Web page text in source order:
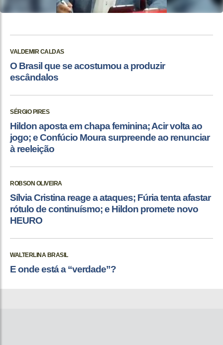
VALDEMIR CALDAS
O Brasil que se acostumou a produzir
escândalos
SÉRGIO PIRES
Hildon aposta em chapa feminina; Acir volta ao
jogo; e Confúcio Moura surpreende ao renunciar
à reeleição
ROBSON OLIVEIRA
Sílvia Cristina reage a ataques; Fúria tenta afastar
rótulo de continuísmo; e Hildon promete novo
HEURO
WALTERLINA BRASIL
E onde está a “verdade”?